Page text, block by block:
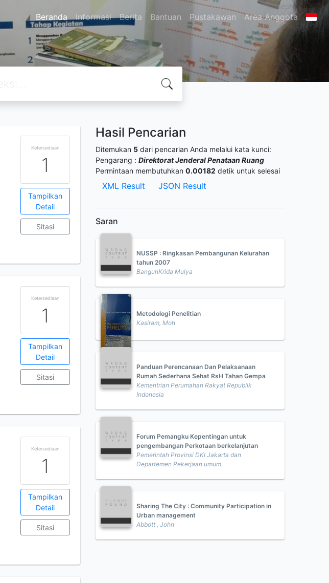
Beranda Informasi Berita Bantuan Pustakawan Area Anggota
Ketersediaan
1
Tampilkan
Detail
Sitasi
Ketersediaan
1
Tampilkan
Detail
Sitasi
Ketersediaan
1
Tampilkan
Detail
Sitasi
Hasil Pencarian
Ditemukan 5 dari pencarian Anda melalui kata kunci:
Pengarang : Direktorat Jenderal Penataan Ruang
Permintaan membutuhkan 0.00182 detik untuk selesai
XML Result JSON Result
Saran
NUSSP : Ringkasan Pembangunan Kelurahan
tahun 2007
BangunKrida Mulya
Metodologi Penelitian
Kasiram, Moh
Panduan Perencanaan Dan Pelaksanaan
Rumah Sederhana Sehat RsH Tahan Gempa
Kementrian Perumahan Rakyat Republik
Indonesia
Forum Pemangku Kepentingan untuk
pengembangan Perkotaan berkelanjutan
Pemerintah Provinsi DKI Jakarta dan
Departemen Pekerjaan umum
Sharing The City : Community Participation in
Urban management
Abbott , John